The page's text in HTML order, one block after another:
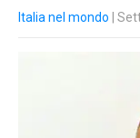
Italia nel mondo |